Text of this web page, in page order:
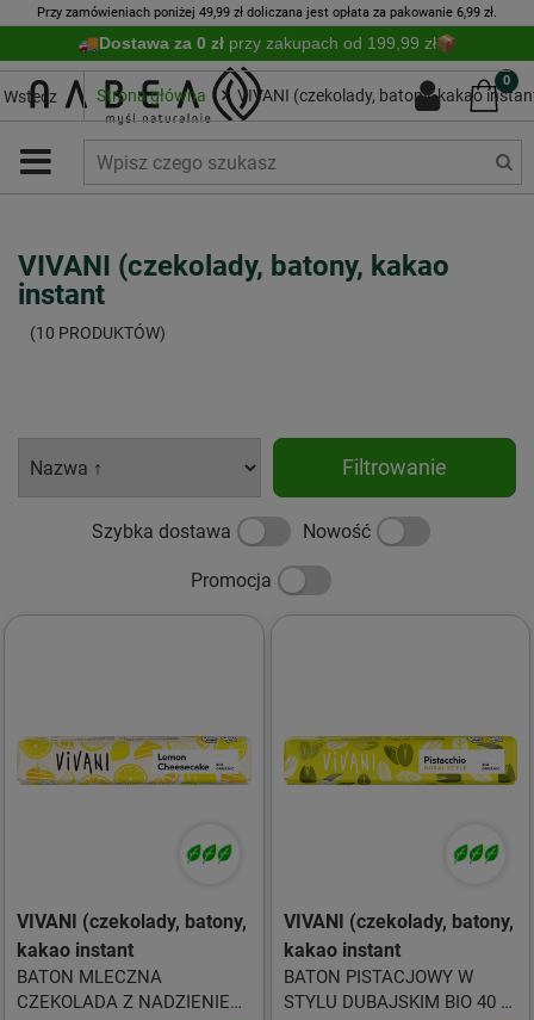
Przy zamówieniach poniżej 49,99 zł doliczana jest opłata za pakowanie 6,99 zł.
Dostawa za 0 zł przy zakupach od 199,99 zł
0
Wstecz Strona główna VIVANI (czekolady, batony, kakao
VIVANI (czekolady, batony, kakao
instant
(10 PRODUKTÓW)
Filtrowanie
Szybka dostawa Nowość
Promocja
VIVANI (czekolady, batony,
kakao instant
BATON MLECZNA
CZEKOLADA Z NADZIENIEM
VIVANI (czekolady, batony,
kakao instant
BATON PISTACJOWY W
STYLU DUBAJSKIM BIO 40 g